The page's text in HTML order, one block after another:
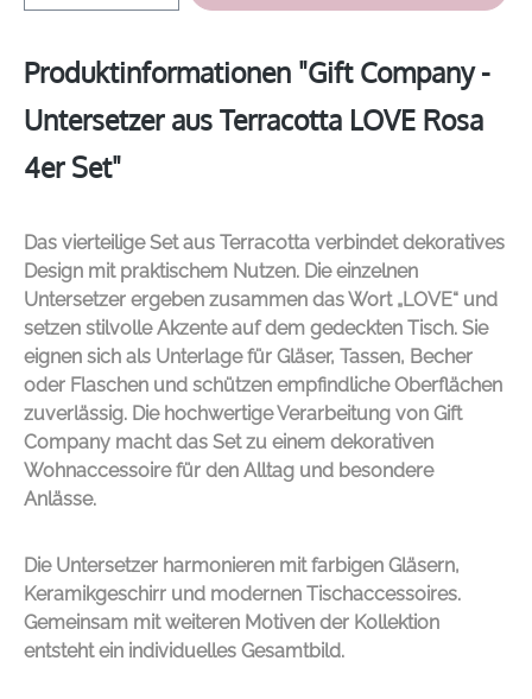
Produktinformationen "Gift Company -
Untersetzer aus Terracotta LOVE Rosa
4er Set"
Das vierteilige Set aus Terracotta verbindet dekoratives
Design mit praktischem Nutzen. Die einzelnen
Untersetzer ergeben zusammen das Wort „LOVE“ und
setzen stilvolle Akzente auf dem gedeckten Tisch. Sie
eignen sich als Unterlage für Gläser, Tassen, Becher
oder Flaschen und schützen empfindliche Oberflächen
zuverlässig. Die hochwertige Verarbeitung von Gift
Company macht das Set zu einem dekorativen
Wohnaccessoire für den Alltag und besondere
Anlässe.
Die Untersetzer harmonieren mit farbigen Gläsern,
Keramikgeschirr und modernen Tischaccessoires.
Gemeinsam mit weiteren Motiven der Kollektion
entsteht ein individuelles Gesamtbild.